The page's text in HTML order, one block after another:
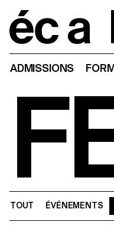
ADMISSIONS
TOUT ÉVÉNEMENTS